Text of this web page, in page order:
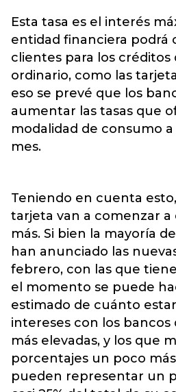
Esta tasa es el interés
entidad financiera podrá
clientes para los créditos
ordinario, como las
eso se prevé que los
aumentar las tasas que
modalidad de consumo
mes.
Teniendo en cuenta
tarjeta van a comenzar
más. Si bien la mayoría
han anunciado las
febrero, con las que
el momento se puede
estimado de cuánto
intereses con los
más elevadas, y los que
porcentajes un poco
pueden representar un